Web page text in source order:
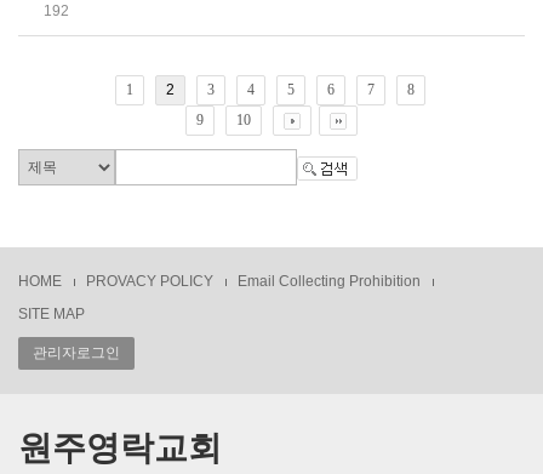
192
1 2 3 4 5 6 7
8
9
10
HOME PROVACY POLICY
Email Collecting Prohibition
SITE MAP
관리자로그인
원주영락교회